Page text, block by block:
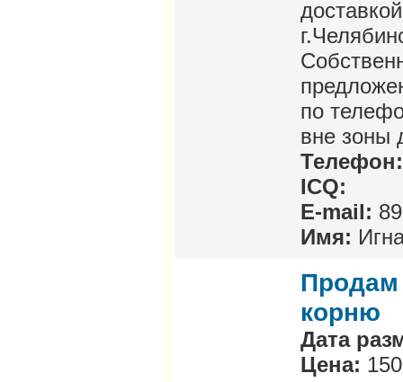
по
вне зоны
Телефон:
ICQ:
E-mail:
Имя:
Продам
корню
Дата
Цена: